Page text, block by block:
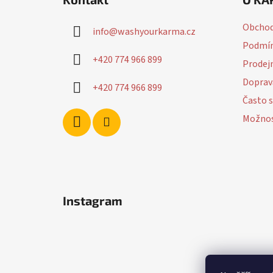
info@washyourkarma.cz
+420 774 966 899
+420 774 966 899
Často
Instagram